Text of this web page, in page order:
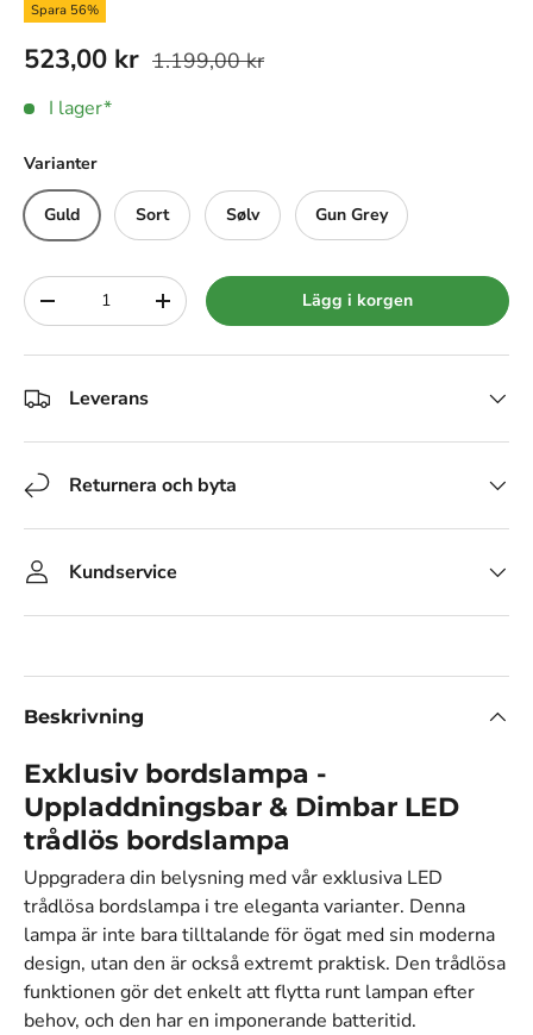
Spara 56%
523,00 kr 1.199,00 kr
I lager*
Varianter
Guld Sort Sølv Gun Grey
Siffra
-
+ Lägg i korgen
Leverans
Returnera och byta
Kundservice
Beskrivning
Exklusiv bordslampa -
Uppladdningsbar & Dimbar LED
trådlös bordslampa
Uppgradera din belysning med vår exklusiva LED
trådlösa bordslampa i tre eleganta varianter. Denna
lampa är inte bara tilltalande för ögat med sin moderna
design, utan den är också extremt praktisk. Den trådlösa
funktionen gör det enkelt att flytta runt lampan efter
behov, och den har en imponerande batteritid.